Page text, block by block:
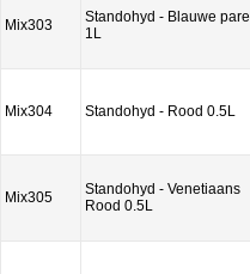
Mix303
Standohyd - Blauwe parel
1L
Mix304 Standohyd - Rood 0.5L
Mix305
Standohyd - Venetiaans
Rood 0.5L